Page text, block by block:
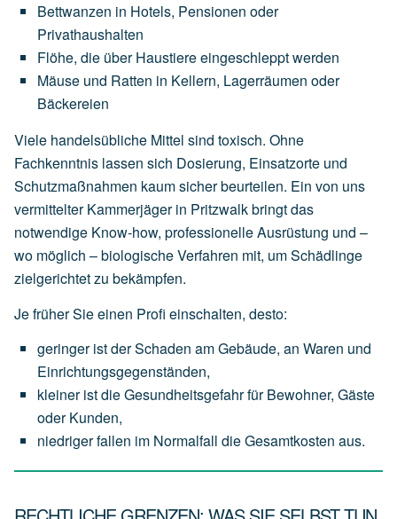
Bettwanzen in Hotels, Pensionen oder
Privathaushalten
Flöhe, die über Haustiereeingeschlepptwerden
Mäuse und Ratten in Kellern, Lagerräumen oder
Bäckereien
Viele handelsübliche Mittel sind toxisch. Ohne
Fachkenntnis lassen sich Dosierung, Einsatzorte und
Schutzmaßnahmen kaum sicher beurteilen. Ein von uns
vermittelter Kammerjäger in Pritzwalk bringt das
notwendige Know-how, professionelle Ausrüstung und –
wo möglich – biologische Verfahren mit, um Schädlinge
zielgerichtet zu bekämpfen.
Je früher Sie einen Profi einschalten, desto:
geringer istderSchaden amGebäude, an Waren und
Einrichtungsgegenständen,
kleiner istdieGesundheitsgefahrfür Bewohner, Gäste
oder Kunden,
niedrigerfallen im Normalfall dieGesamtkosten aus.